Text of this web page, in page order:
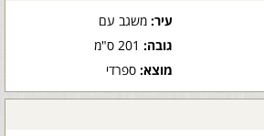
עיר:משגב עם
גובה:201 ס"מ
מוצא:ספרדי